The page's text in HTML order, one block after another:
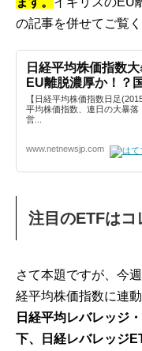
の記事を併せてご覧く
日経平均株価指数
EU離脱濃厚か！？
【日経平均株価指数日足
平均株価指数、連日の大暴
営...
www.netnewsjp.com
注目のETFはコ
さて本題ですが、今
経平均株価指数に連
日経平均レバレッジ
下、日経レバレッジ